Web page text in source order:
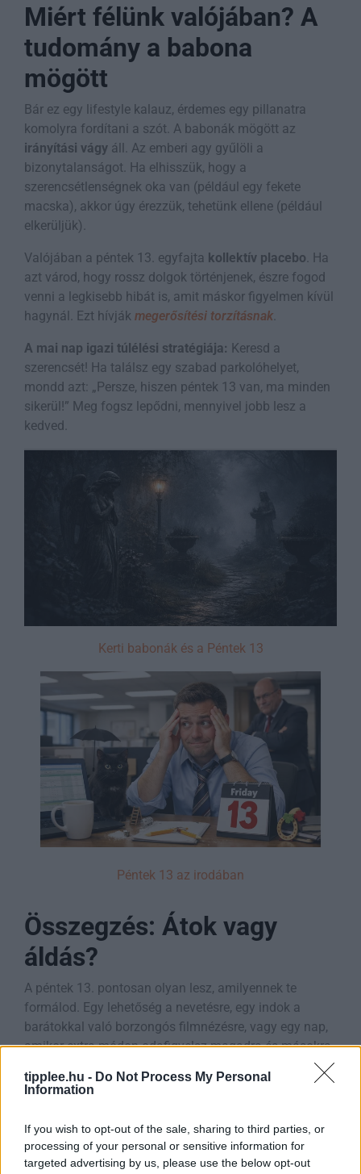
tipplee.hu - Do Not Process My Personal
Information
If you wish to opt-out of the sale, sharing to third parties, or
processing of your personal or sensitive information for
targeted advertising by us, please use the below opt-out
Miért félünk valójában? A
tudomány a babona
mögött
Bár ez egy lifestyle kalauz, érdemes egy pillanatra
komolyra fordítani a szót. A babonák mögött az
irányítási vágy áll. Az emberi agy gyűlöli a
bizonytalanságot. Ha elhisszük, hogy a
szerencsétlenségnek oka van (például egy fekete
macska), akkor úgy érezzük, tehetünk ellene (például
elkerüljük).
Valójában a péntek 13. egyfajta kollektív placebo . Ha
azt várod, hogy rossz dolgok történjenek, észre fogod
venni a legkisebb hibát is, amit máskor figyelmen kívül
hagynál. Ezt hívják megerősítési torzításnak
A mai nap igazi túlélési stratégiája: Keresd a
szerencsét! Ha találsz egy szabad parkolóhelyet,
mondd azt: „Persze, hiszen péntek 13 van, ma minden
sikerül!” Meg fogsz lepődni, mennyivel jobb lesz a
kedved.
Kerti babonák és a Péntek 13
Péntek 13 az irodában
Összegzés: Átok vagy
áldás?
A péntek 13. pontosan olyan lesz, amilyennek te
formálod. Egy lehetőség a nevetésre, egy indok a
barátokkal való borzongós filmnézésre, vagy egy nap,
amikor extra módon odafigyelsz magadra és másokra.
Ne feledd: a 13-as szám csak egy szám, a péntek
pedig az egyik legjobb nap a héten, hiszen utána jön a
Túlélő csomag összefoglaló: